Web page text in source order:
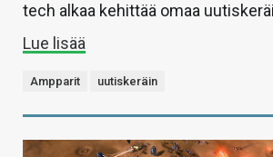
tech alkaa kehittää omaa
Lue lisää
Ampparit uutiskeräin